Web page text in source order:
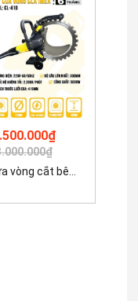
vòng cắt bê...